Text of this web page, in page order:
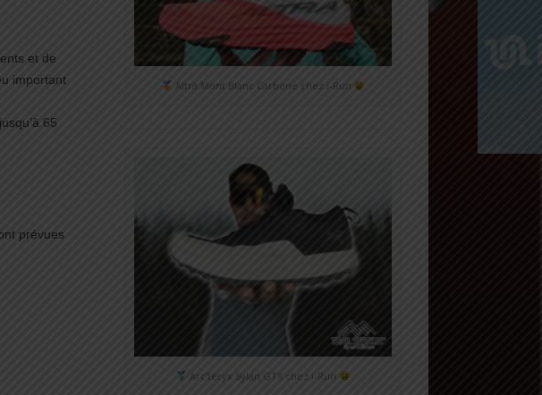
et de
important
65
prévues
Altra Mont Blanc Carbone chez i-Run
Arc'teryx Sylan GTX chez i-Run